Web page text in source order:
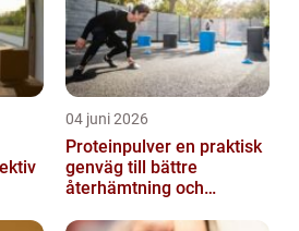
04 juni 2026
Proteinpulver en praktisk
genväg till bättre
återhämtning och